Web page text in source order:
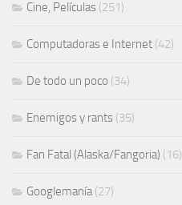
Cine, Películas (251)
Computadoras e Internet (42)
De todo un poco (34)
Enemigos y rants (35)
Fan Fatal (Alaska/Fangoria) (16)
Googlemanía(27)